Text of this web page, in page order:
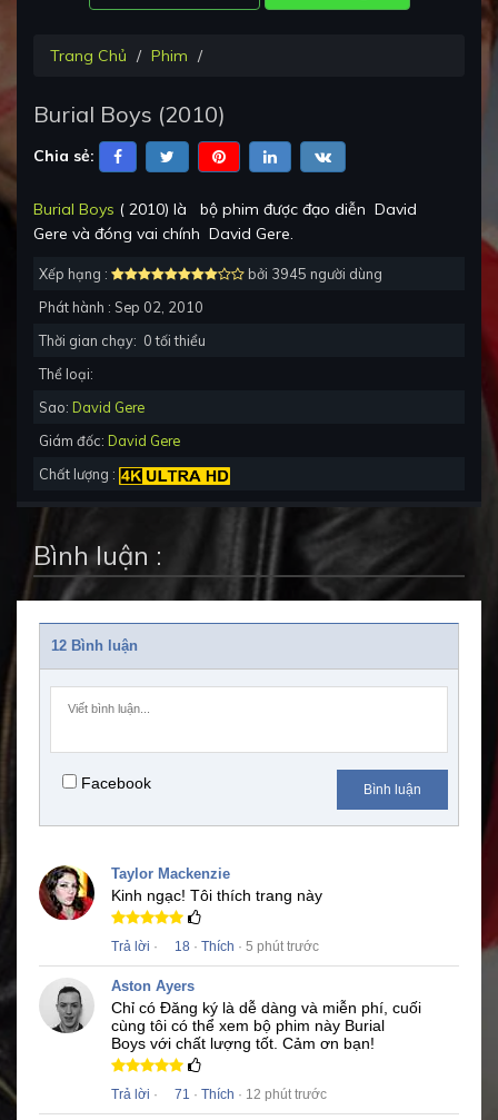
Trang Chủ Phim
Burial Boys (2010)
Chia sẻ:
Burial Boys ( 2010) là bộ phim được đạo diễn David
Gere và đóng vai chính David Gere.
Xếp hạng :
bởi 3945 người dùng
Phát hành : Sep 02, 2010
Thời gian chạy: 0tối thiểu
Thể loại:
Sao: David Gere
Giám đốc: David Gere
Chất lượng :
Bình luận :
12 Bình luận
Facebook Bình luận
Taylor Mackenzie
Kinh ngạc! Tôi thích trang này
Trả lời · 18 · Thích · 5 phút trước
Aston Ayers
Chỉ có Đăng ký là dễ dàng và miễn phí, cuối
cùng tôi có thể xem bộ phim này Burial
Boys với chất lượng tốt. Cảm ơn bạn!
Trả lời · 71 · Thích · 12 phút trước